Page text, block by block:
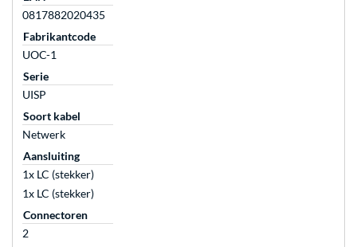
0817882020435
Fabrikantcode
UOC-1
Serie
UISP
Soort kabel
Netwerk
Aansluiting
1x LC (stekker)
1x LC (stekker)
Connectoren
2